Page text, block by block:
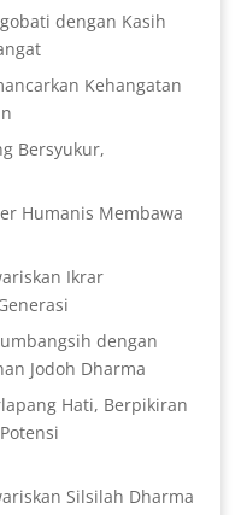
dengan Kasih
Kehangatan
Bersyukur,
Humanis Membawa
Ikrar
dengan
Jodoh Dharma
Hati, Berpikiran
Silsilah Dharma